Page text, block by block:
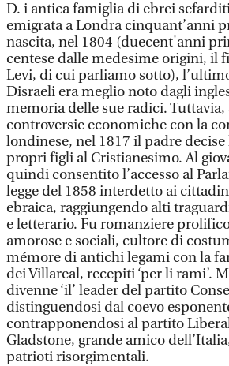
D. i antica famiglia di ebrei
emigrata a Londra cinquant’anni
nascita, nel 1804 (duecent'anni
centese dalle medesime origini, il
Levi, di cui parliamo sotto),
Disraeli era meglio noto dagli
memoria delle sue radici. Tuttavia,
controversie economiche con la
londinese, nel 1817 il padre
propri figli al Cristianesimo. Al
quindi consentito l’accesso al
legge del 1858 interdetto ai
ebraica, raggiungendo alti
e letterario. Fu romanziere
amorose e sociali, cultore di
mémore di antichi legami con la
dei Villareal, recepiti ‘per li rami’.
divenne ‘il’ leader del partito
distinguendosi dal coevo
contrapponendosi al partito
Gladstone, grande amico
patrioti risorgimentali.